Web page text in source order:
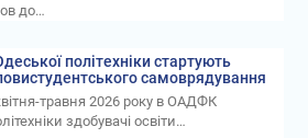
до…
політехніки стартують
самоврядування
травня 2026 року в ОАДФК
здобувачі освіти…